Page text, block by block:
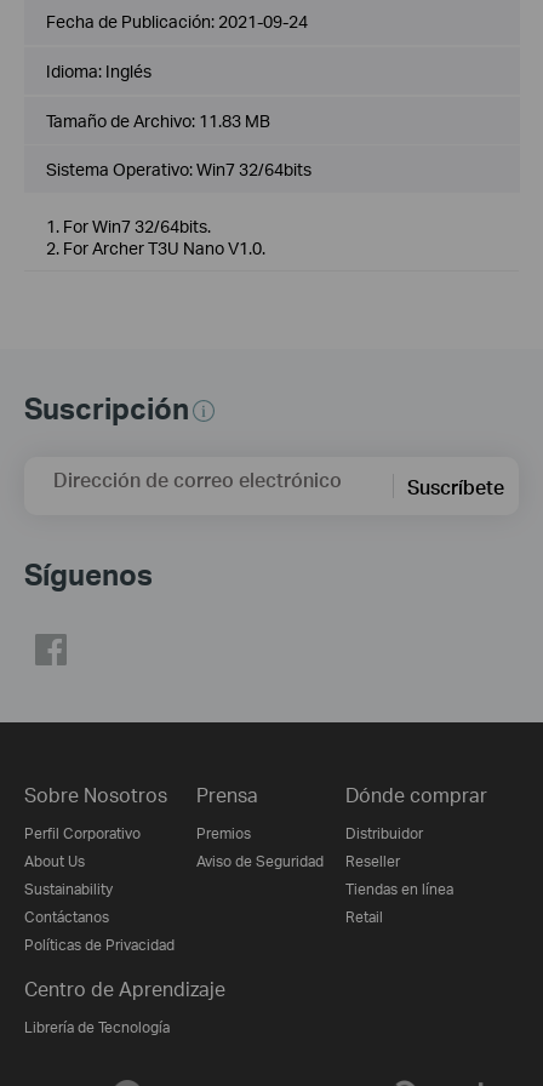
Fecha de Publicación: 2021-09-24
Idioma: Inglés
Tamaño de Archivo: 11.83 MB
Sistema Operativo: Win7 32/64bits
1. For Win7 32/64bits.
2. For Archer T3U Nano V1.0.
Suscripción
Dirección de correo electrónico Suscríbete
Síguenos
Sobre Nosotros
Perfil Corporativo
About Us
Sustainability
Contáctanos
Políticas de Privacidad
Prensa
Premios
Aviso de Seguridad
Dónde comprar
Distribuidor
Reseller
Tiendas en línea
Retail
Centro de Aprendizaje
Librería de Tecnología